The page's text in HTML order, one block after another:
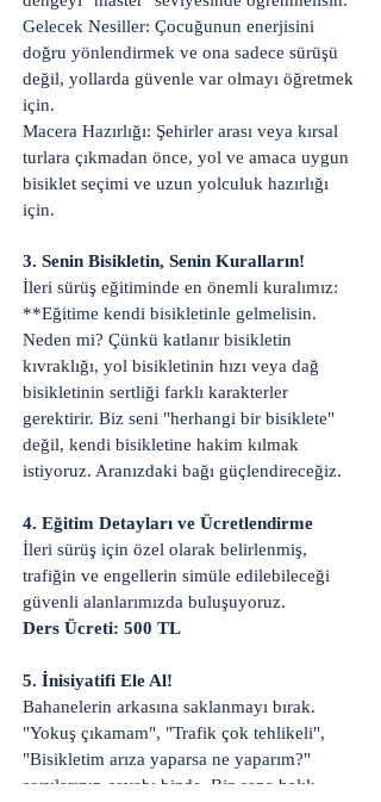
Gelecek Nesiller: Çocuğunun enerjisini
doğru yönlendirmek ve ona sadece sürüşü
değil, yollarda güvenle var olmayı öğretmek
için.
Macera Hazırlığı: Şehirler arası veya kırsal
turlara çıkmadan önce, yol ve amaca uygun
bisiklet seçimi ve uzun yolculuk hazırlığı
için.
3. Senin Bisikletin, Senin Kuralların!
İleri sürüş eğitiminde en önemli kuralımız:
**Eğitime kendi bisikletinle gelmelisin.
Neden mi? Çünkü katlanır bisikletin
kıvraklığı, yol bisikletinin hızı veya dağ
bisikletinin sertliği farklı karakterler
gerektirir. Biz seni "herhangi bir bisiklete"
değil, kendi bisikletine hakim kılmak
istiyoruz. Aranızdaki bağı güçlendireceğiz.
4. Eğitim Detayları ve Ücretlendirme
İleri sürüş için özel olarak belirlenmiş,
trafiğin ve engellerin simüle edilebileceği
güvenli alanlarımızda buluşuyoruz.
Ders Ücreti: 500 TL
5. İnisiyatifi Ele Al!
Bahanelerin arkasına saklanmayı bırak.
"Yokuş çıkamam", "Trafik çok tehlikeli",
"Bisikletim arıza yaparsa ne yaparım?"
sorularının cevabı bizde. Biz sana balık